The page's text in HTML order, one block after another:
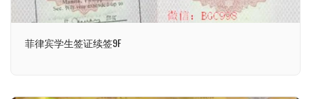
菲律宾学生签证续签9F